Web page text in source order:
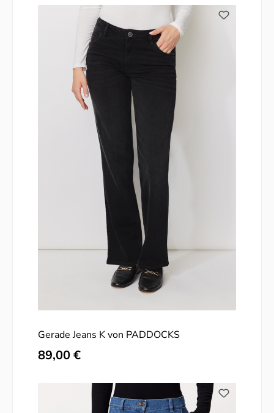
Gerade Jeans K von PADDOCKS
Regulärer Preis:
89,00 €